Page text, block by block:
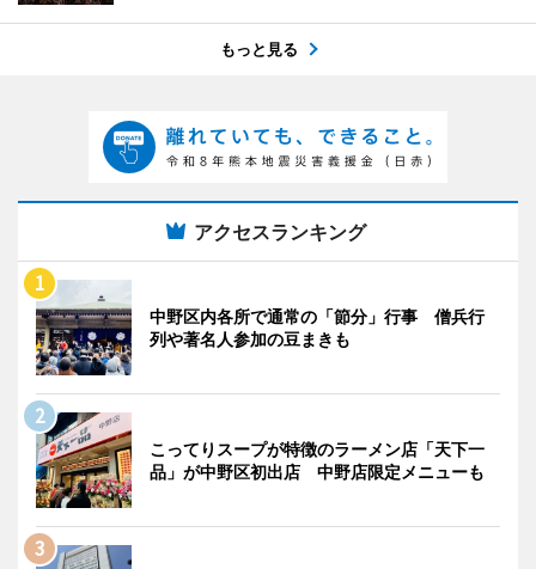
もっと見る
アクセスランキング
中野区内各所で通常の「節分」行事 僧兵行
列や著名人参加の豆まきも
こってりスープが特徴のラーメン店「天下一
品」が中野区初出店 中野店限定メニューも